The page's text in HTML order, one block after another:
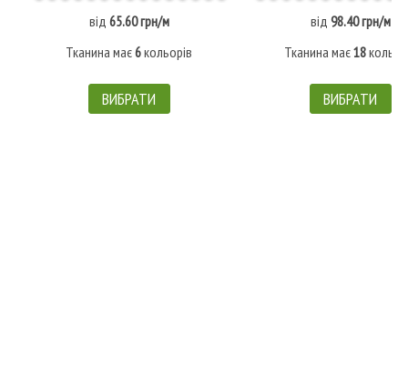
від 65.60 грн/м
Тканина має6кольорів
ВИБРАТИ
від 98.40 грн/м
Тканина має18
ВИБРАТИ